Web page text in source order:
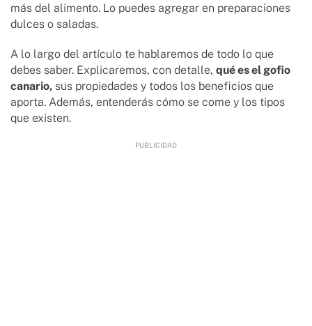
más del alimento. Lo puedes agregar en preparaciones
dulces o saladas.
A lo largo del artículo te hablaremos de todo lo que
debes saber. Explicaremos, con detalle, qué es el gofio
canario, sus propiedades y todos los beneficios que
aporta. Además, entenderás cómo se come y los tipos
que existen.